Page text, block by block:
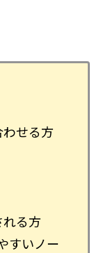
せる方
る方
すいノー